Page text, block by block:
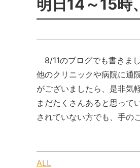
明日14～15時
8/11のブログでも書きま
他のクリニックや病院に通
がございましたら、是非
まだたくさんあると思っ
されていない方でも、手の
ALL